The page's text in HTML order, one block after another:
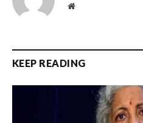
Website
KEEP READING